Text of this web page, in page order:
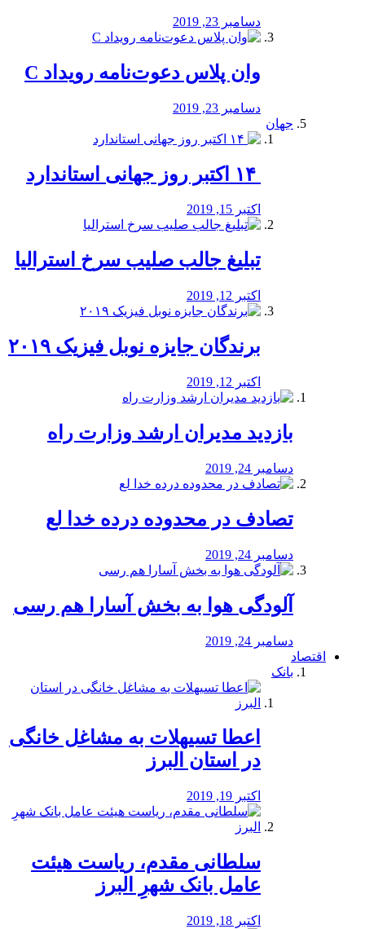
دسامبر 23, 2019
وان پلاس دعوت‌نامه رویداد C
دسامبر 23, 2019
جهان
اکتبر 15, 2019
تبلیغ جالب صلیب سرخ استرالیا
اکتبر 12, 2019
برندگان جایزه نوبل فیزیک ۲۰۱۹
اکتبر 12, 2019
بازدید مدیران ارشد وزارت راه
دسامبر 24, 2019
تصادف در محدوده درده خدا لع
دسامبر 24, 2019
آلودگی هوا به بخش آسارا هم رسی
دسامبر 24, 2019
اقتصاد
بانک
️اعطا تسیهلات به مشاغل خانگی
در استان البرز
اکتبر 19, 2019
سلطانی مقدم، ریاست هیئت
عامل بانک شهرِ البرز
اکتبر 18, 2019